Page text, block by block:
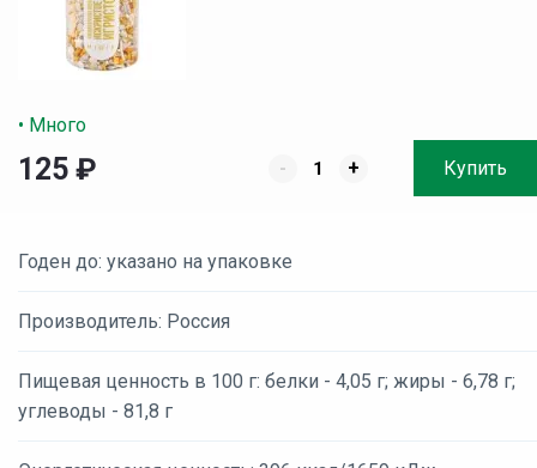
• Много
125 ₽ - + Купить
Годен до: указано на упаковке
Производитель: Россия
Пищевая ценность в 100 г: белки - 4,05 г; жиры - 6,78 г;
углеводы - 81,8 г